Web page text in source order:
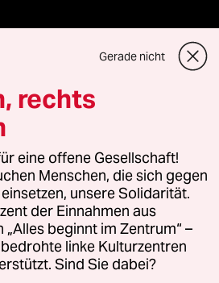
Vertriebs GmbH
Fragen oder für Genehmigungen
Kommune-Richtlinien
Impressum AGB
Gerade nicht
rechts
eine offene Gesellschaft!
Menschen, die sich gegen
unsere Solidarität.
der Einnahmen aus
beginnt im Zentrum“ –
linke Kulturzentren
Sind Sie dabei?